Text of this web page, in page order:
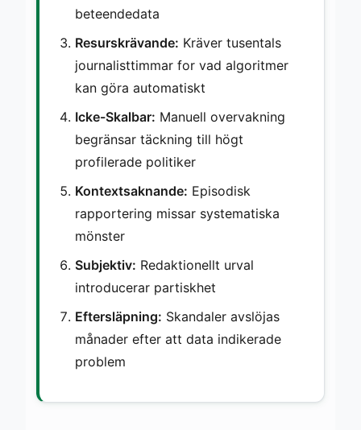
beteendedata
Resurskrävande: Kräver tusentals
journalisttimmar for vad algoritmer
kan göra automatiskt
Icke-Skalbar: Manuell overvakning
begränsar täckning till högt
profilerade politiker
Kontextsaknande: Episodisk
rapportering missar systematiska
mönster
Subjektiv: Redaktionellt urval
introducerar partiskhet
Eftersläpning: Skandaler avslöjas
månader efter att data indikerade
problem